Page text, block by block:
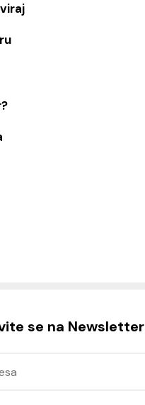
se na Newsletter